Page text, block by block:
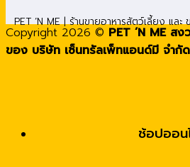
PET ’N ME | ร้านขายอาหารสัตว์เลี้ยง แล
Copyright 2026 © PET ’N ME ส
ของ บริษัท เซ็นทรัลเพ็ทแอนด์มี จำกัด
ช้อปออน